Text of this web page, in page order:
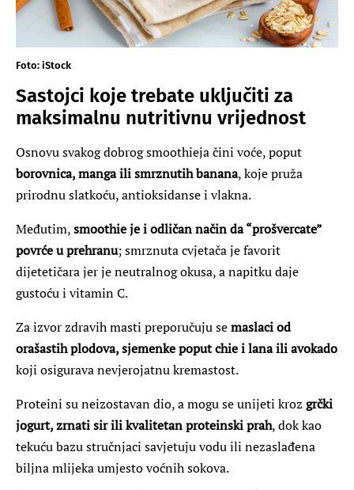
Foto: iStock
Sastojci koje trebate uključiti za
maksimalnu nutritivnu vrijednost
Osnovu svakog dobrog smoothieja čini voće, poput
borovnica, manga ili smrznutih banana, koje pruža
prirodnu slatkoću, antioksidanse i vlakna.
Međutim,smoothie je i odličan način da “prošvercate”
povrće u prehranu; smrznuta cvjetača je favorit
dijetetičara jer je neutralnog okusa, a napitku daje
gustoću i vitamin C.
Za izvor zdravih masti preporučuju semaslaci od
orašastih plodova, sjemenke poput chie i lana ili avokado
koji osigurava nevjerojatnu kremastost.
Proteini su neizostavan dio, a mogu se unijeti kroz grčki
jogurt, zrnati sir ili kvalitetan proteinski prah, dok kao
tekuću bazu stručnjaci savjetuju vodu ili nezaslađena
biljna mlijeka umjesto voćnih sokova.